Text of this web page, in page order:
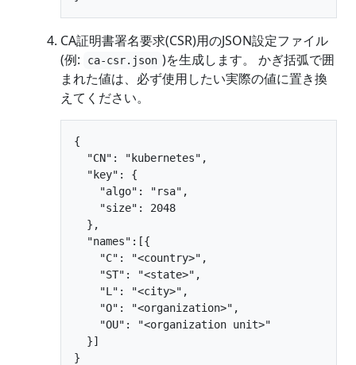
CA証明書署名要求(CSR)用のJSON設定ファイル
(例:
ca-csr.json )を生成します。 かぎ括弧で囲
まれた値は、必ず使用したい実際の値に置き換
えてください。
{
  "CN": "kubernetes",
  "key": {
    "algo": "rsa",
    "size": 2048
  },
  "names":[{
    "C": "<country>",
    "ST": "<state>",
    "L": "<city>",
    "O": "<organization>",
    "OU": "<organization unit>"
  }]